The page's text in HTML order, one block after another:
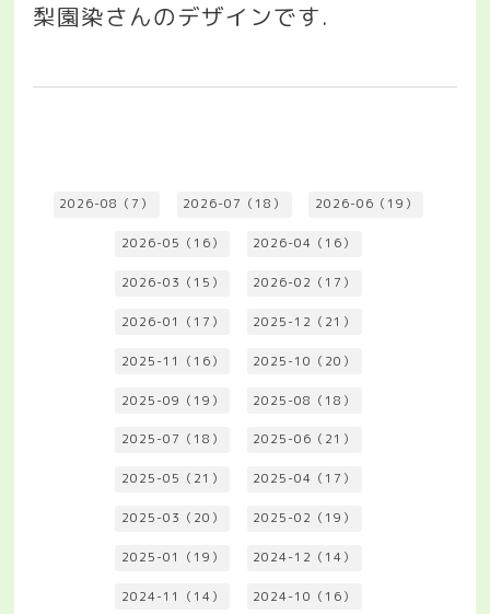
梨園染さんのデザインです.
2026-08（7） 2026-07（18） 2026-06（19）
2026-05（16） 2026-04（16）
2026-03（15） 2026-02（17）
2026-01（17） 2025-12（21）
2025-11（16） 2025-10（20）
2025-09（19） 2025-08（18）
2025-07（18） 2025-06（21）
2025-05（21） 2025-04（17）
2025-03（20） 2025-02（19）
2025-01（19） 2024-12（14）
2024-11（14） 2024-10（16）